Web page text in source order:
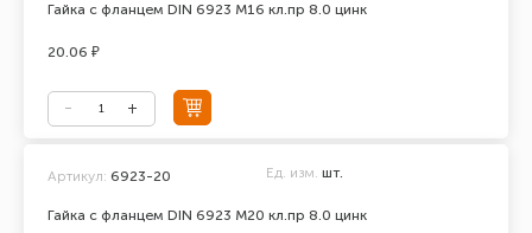
Гайка с фланцем DIN 6923 М16 кл.пр 8.0 цинк
20.06 ₽
Гайка с фланцем DIN 6923 М20 кл.пр 8.0 цинк
Артикул: 6923-20 Ед. изм. шт.